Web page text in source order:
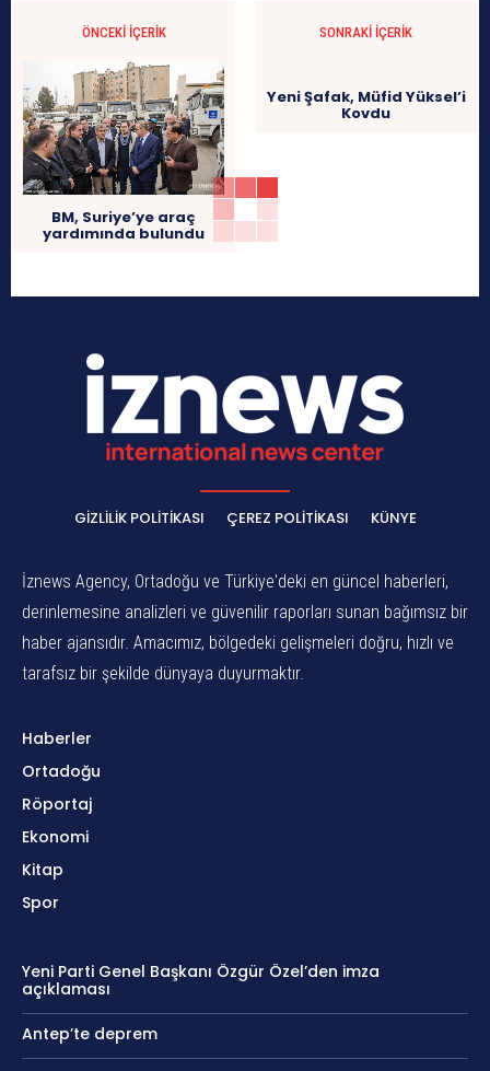
ÖNCEKI İÇERIK
BM, Suriye’ye araç
yardımında bulundu
SONRAKI İÇERIK
Yeni Şafak, Müfid Yüksel’i
GIZLILIK POLITIKASI ÇEREZ POLITIKASI KÜNYE
İznews Agency, Ortadoğu ve Türkiye'deki en güncel haberleri,
derinlemesine analizleri ve güvenilir raporları sunan bağımsız bir
haber ajansıdır. Amacımız, bölgedeki gelişmeleri doğru, hızlı ve
tarafsız bir şekilde dünyaya duyurmaktır.
Haberler
Ortadoğu
Röportaj
Ekonomi
Kitap
Spor
Yeni Parti Genel Başkanı Özgür Özel’den imza
açıklaması
Antep’te deprem